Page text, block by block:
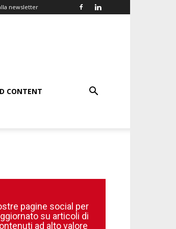
newsletter
CONTENT
pagine social per
su articoli di
ad alto valore